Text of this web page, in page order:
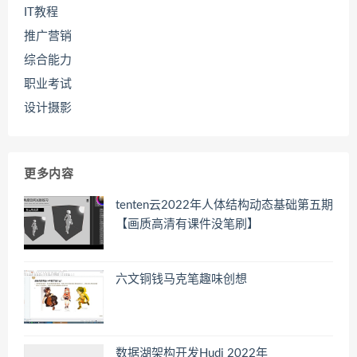
IT教程
推广营销
综合能力
职业考试
设计摄影
更多内容
tenten云2022年人体结构动态基础第五期
【画质高清有课件没笔刷】
六文铜钱马克笔趣味创想
数据湖架构开发Hudi 2022年